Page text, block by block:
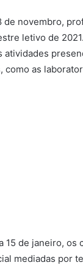
de novembro,
letivo de
atividades
como as
15 de janeiro,
mediadas por